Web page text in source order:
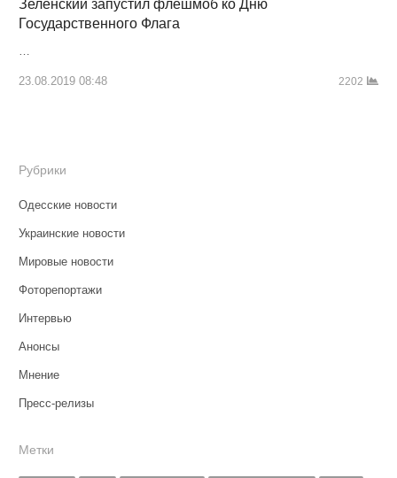
Зеленский запустил флешмоб ко Дню
Государственного Флага
23.08.2019 08:48 2202
Рубрики
Одесские новости
Украинские новости
Мировые новости
Фоторепортажи
Интервью
Анонсы
Мнение
Пресс-релизы
Метки